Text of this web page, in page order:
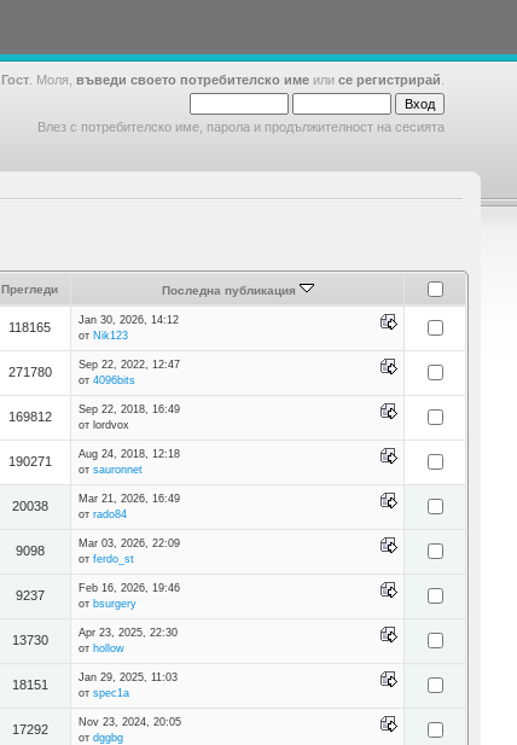
Гост . Моля, въведи своето потребителско име или се регистрирай
Влез с потребителско име, парола и продължителност на сесията
Прегледи Последна публикация
118165
Jan 30, 2026, 14:12
от Nik123
271780
Sep 22, 2022, 12:47
от 4096bits
169812
Sep 22, 2018, 16:49
от lordvox
190271
Aug 24, 2018, 12:18
от sauronnet
20038
Mar 21, 2026, 16:49
от rado84
9098
Mar 03, 2026, 22:09
от ferdo_st
9237
Feb 16, 2026, 19:46
от bsurgery
13730
Apr 23, 2025, 22:30
от hollow
18151
Jan 29, 2025, 11:03
от spec1a
17292
Nov 23, 2024, 20:05
от dggbg